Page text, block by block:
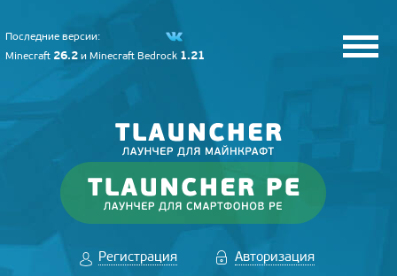
Последние версии:
Minecraft 26.2 и Minecraft Bedrock 1.21
Регистрация Авторизация